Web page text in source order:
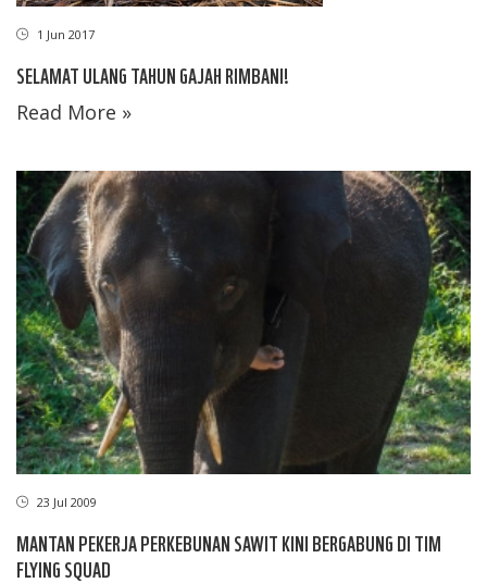
1 Jun 2017
SELAMAT ULANG TAHUN GAJAH RIMBANI!
Read More »
23 Jul 2009
MANTAN PEKERJA PERKEBUNAN SAWIT KINI BERGABUNG DI TIM
FLYING SQUAD